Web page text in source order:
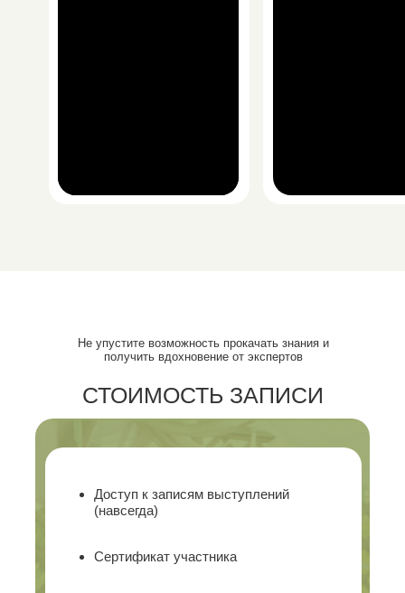
СТОИМОСТЬ ЗАПИСИ
Не упустите возможность прокачать знания и
получить вдохновение от экспертов
Доступ к записям выступлений
(навсегда)
Сертификат участника